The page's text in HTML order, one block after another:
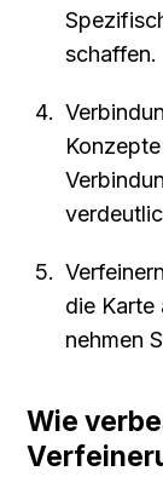
schaffen.
die Karte
nehmen
Wie